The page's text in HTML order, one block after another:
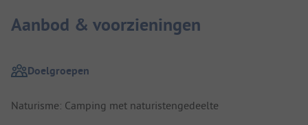
Aanbod & voorzieningen
Doelgroepen
Naturisme: Camping met naturistengedeelte